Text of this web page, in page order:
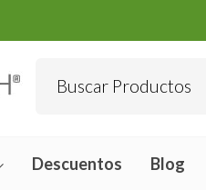
Descuentos Blog